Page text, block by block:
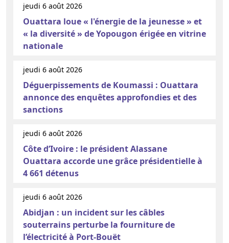
jeudi 6 août 2026
Ouattara loue « l'énergie de la jeunesse » et
« la diversité » de Yopougon érigée en vitrine
nationale
jeudi 6 août 2026
Déguerpissements de Koumassi : Ouattara
annonce des enquêtes approfondies et des
sanctions
jeudi 6 août 2026
Côte d’Ivoire : le président Alassane
Ouattara accorde une grâce présidentielle à
4 661 détenus
jeudi 6 août 2026
Abidjan : un incident sur les câbles
souterrains perturbe la fourniture de
l’électricité à Port-Bouët